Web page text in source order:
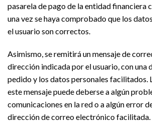
pasarela de pago de la entidad financiera
una vez se haya comprobado que los
el usuario son correctos.
Asimismo, se remitirá un mensaje de
dirección indicada por el usuario, con una
pedido y los datos personales facilitados.
este mensaje puede deberse a algún
comunicaciones en la red o a algún error
dirección de correo electrónico facilitada.